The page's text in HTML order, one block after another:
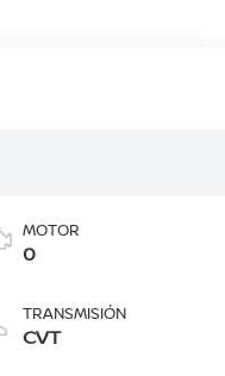
MOTOR
0
TRANSMISIÓN
CVT